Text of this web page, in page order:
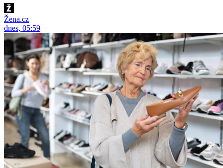
Žena.cz
dnes, 05:59